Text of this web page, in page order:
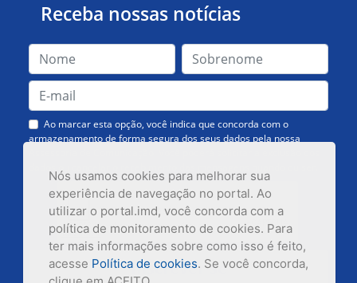
Nós usamos cookies para melhorar sua
experiência de navegação no portal. Ao
utilizar o portal.imd, você concorda com a
política de monitoramento de cookies. Para
ter mais informações sobre como isso é feito,
acesse Política de cookies. Se você concorda,
Receba nossas notícias
Ao marcar esta opção, você indica que concorda com o
armazenamento de forma segura dos seus dados pela nossa
Inscrever-se